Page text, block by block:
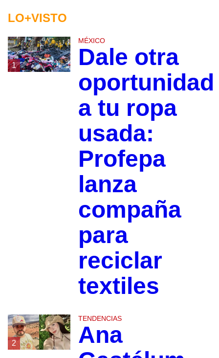
LO+VISTO
1
MÉXICO
Dale otra
oportunidad
a tu ropa
usada:
Profepa
lanza
compaña
para
reciclar
textiles
2
TENDENCIAS
Ana